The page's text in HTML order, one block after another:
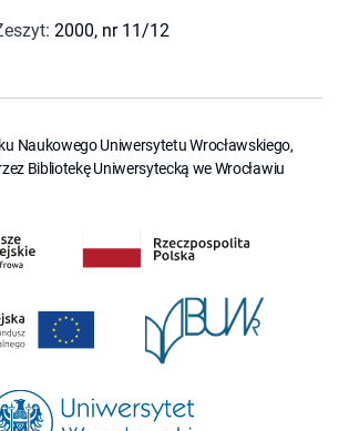
: 2000, nr 11/12
Naukowego Uniwersytetu Wrocławskiego,
Bibliotekę Uniwersytecką we Wrocławiu